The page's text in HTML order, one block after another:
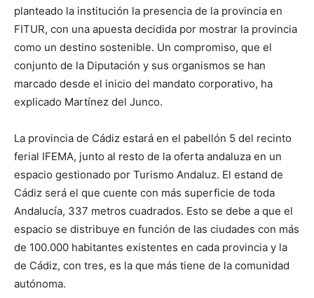
planteado la institución la presencia de la provincia en
FITUR, con una apuesta decidida por mostrar la provincia
como un destino sostenible. Un compromiso, que el
conjunto de la Diputación y sus organismos se han
marcado desde el inicio del mandato corporativo, ha
explicado Martínez del Junco.
La provincia de Cádiz estará en el pabellón 5 del recinto
ferial IFEMA, junto al resto de la oferta andaluza en un
espacio gestionado por Turismo Andaluz. El estand de
Cádiz será el que cuente con más superficie de toda
Andalucía, 337 metros cuadrados. Esto se debe a que el
espacio se distribuye en función de las ciudades con más
de 100.000 habitantes existentes en cada provincia y la
de Cádiz, con tres, es la que más tiene de la comunidad
autónoma.